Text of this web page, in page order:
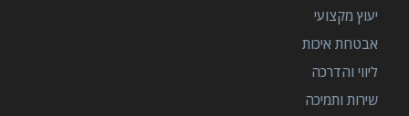
יעוץ מקצועי
אבטחת איכות
ליווי והדרכה
שירות ותמיכה